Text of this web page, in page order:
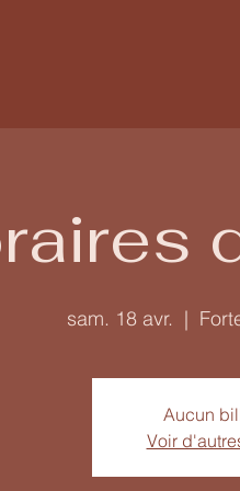
sam. 18 avr.
  |
Aucun
Voir